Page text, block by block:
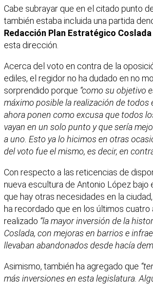
Cabe subrayar que en el citado punto
también estaba incluida una partida
Redacción Plan Estratégico Coslada
esta dirección.
Acerca del voto en contra de la
ediles, el regidor no ha dudado en no
sorprendido porque “como su objetivo
máximo posible la realización de todos
ahora ponen como excusa que todos
vayan en un solo punto y que sería
a uno. Esto ya lo hicimos en otras
del voto fue el mismo, es decir, en
Con respecto a las reticencias de
nueva escultura de Antonio López bajo
que hay otras necesidades en la
ha recordado que en los últimos cuatro
realizado “la mayor inversión de la
Coslada, con mejoras en barrios e
llevaban abandonados desde hacía
Asimismo, también ha agregado que
más inversiones en esta legislatura.